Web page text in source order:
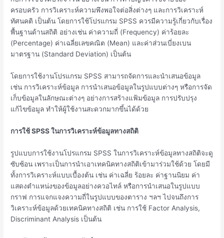
ครอบครัว การวิเคราะห์ความพึงพอใจต่อสิ่งต่างๆ และการวิเคราะห์
ทัศนคติ เป็นต้น โดยการใช้โปรแกรม SPSS ควรมีความรู้เกี่ยวกับเรื่อง
พื้นฐานด้านสถิติ อย่างเช่น ค่าความถี่ (Frequency) ค่าร้อยละ
(Percentage) ค่าเฉลี่ยเลขคณิต (Mean) และค่าส่วนเบี่ยงเบน
มาตรฐาน (Standard Deviation) เป็นต้น
โดยการใช้งานโปรแกรม SPSS สามารถจัดการและนำเสนอข้อมูล
เช่น การวิเคราะห์ข้อมูล การนำเสนอข้อมูลในรูปแบบต่างๆ หรือการจัด
เก็บข้อมูลในลักษณะต่างๆ อย่างการสร้างแฟ้มข้อมูล การปรับปรุง
แก้ไขข้อมูล ทำให้ผู้ใช้งานสะดวกมากขึ้นได้ด้วย
การใช้SPSS ในการวิเคราะห์ข้อมูลทางสถิติ
รูปแบบการใช้งานโปรแกรม SPSS ในการวิเคราะห์ข้อมูลทางสถิติจะดู
ซับซ้อน เพราะเป็นการนำเอาเทคนิคทางสถิติเข้ามาร่วมใช้ด้วย โดยมี
ทั้งการวิเคราะห์แบบเบื้องต้น เช่น ค่าเฉลี่ย ร้อยละ ค่าฐานนิยม ค่า
แสดงตำแหน่งของข้อมูลอย่างควอไทล์ หรือการนำเสนอในรูปแบบ
กราฟ การแจกแจงความถี่ในรูปแบบของตาราง ฯลฯ ไปจนถึงการ
วิเคราะห์ข้อมูลด้วยเทคนิคทางสถิติ เช่น การใช้ Factor Analysis,
Discriminant Analysis เป็นต้น